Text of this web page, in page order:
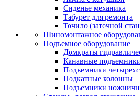
Сиденье механика
Табурет для ремонта
Точило (заточной
Шиномонтажное
Подъемное оборудование
Домкраты
Канавные
Подъемники
Подкатные колонны
Подъемники